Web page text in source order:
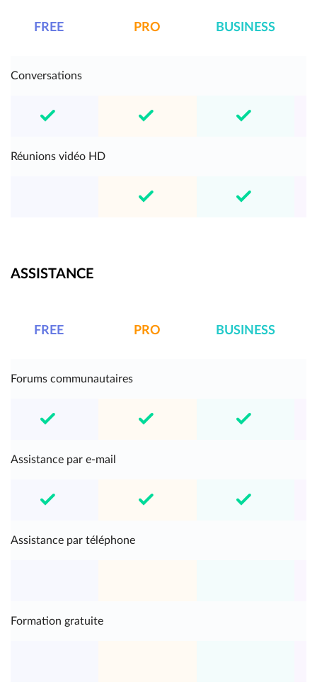
FREE PRO BUSINESS
Conversations
Réunions vidéo HD
ASSISTANCE
FREE PRO BUSINESS
Forums communautaires
Assistance par e-mail
Assistance par téléphone
Formation gratuite